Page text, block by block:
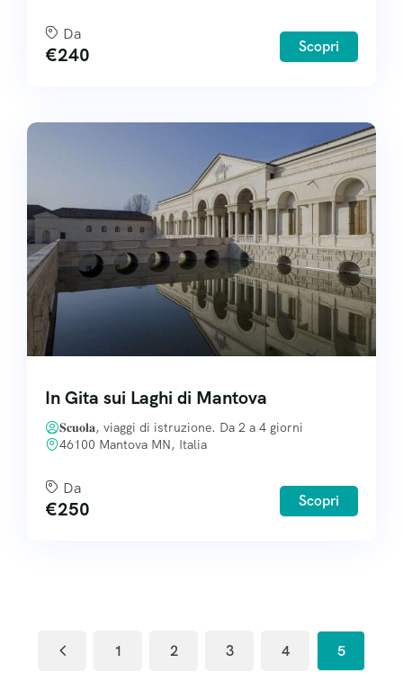
Da
€240 Scopri
In Gita sui Laghi di Mantova
𝐒𝐜𝐮𝐨𝐥𝐚, viaggi di istruzione. Da 2 a 4 giorni
46100 Mantova MN, Italia
Da
€250 Scopri
1 2 3 4 5